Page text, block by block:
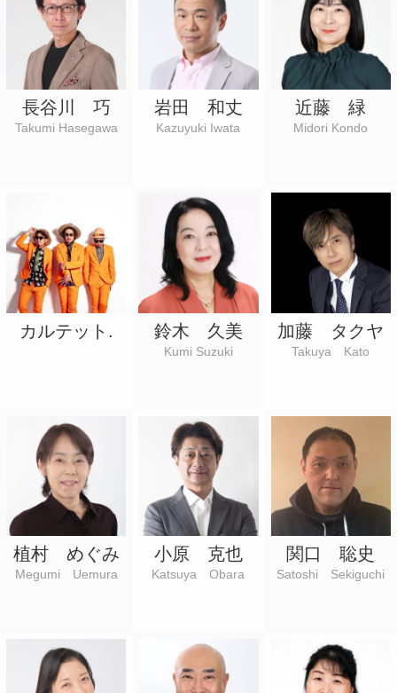
長谷川 巧
Takumi Hasegawa
岩田 和丈
Kazuyuki Iwata
近藤 緑
Midori Kondo
カルテット. 鈴木 久美
Kumi Suzuki
加藤 タクヤ
Takuya Kato
植村 めぐみ
Megumi Uemura
小原 克也
Katsuya Obara
関口 聡史
Satoshi Sekiguchi